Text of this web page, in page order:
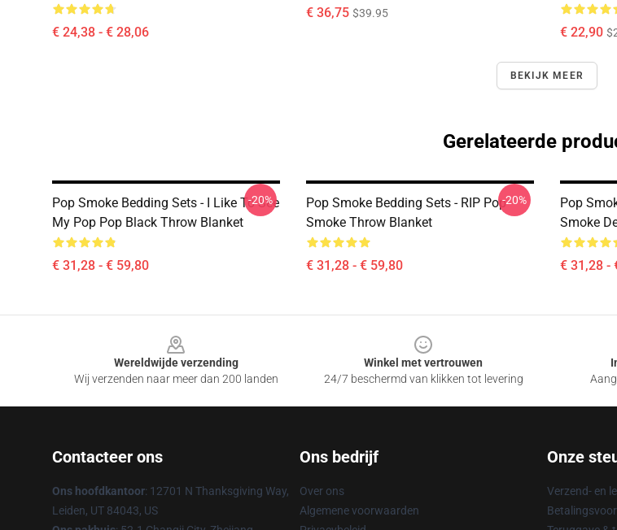
€ 24,38 - € 28,06
€ 36,75 $39.95
€ 22,90
BEKIJK MEER
Gerelateerde
Pop Smoke Bedding Sets - I Like To See
My Pop Pop Black Throw Blanket
€ 31,28 - € 59,80
-20%
Pop Smoke Bedding Sets - RIP Pop
Smoke Throw Blanket
€ 31,28 - € 59,80
-20%
Pop
Smoke
€ 31,28 -
Wereldwijde verzending
Wij verzenden naar meer dan 200 landen
Winkel met vertrouwen
24/7 beschermd van klikken tot levering
Contacteer ons
Ons hoofdkantoor: 12701 N Thanksgiving Way,
Leiden, UT 84043, US
Ons bedrijf
Over ons
Algemene voorwaarden
Onze
Verzend- en